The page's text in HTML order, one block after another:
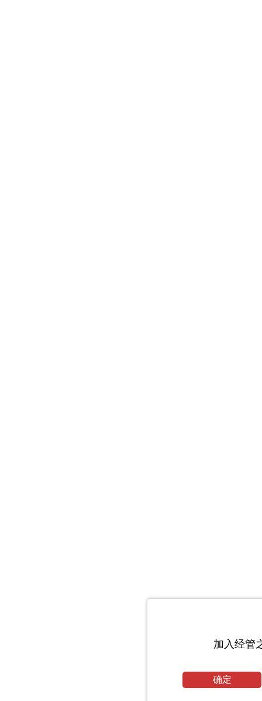
加入经管
确定